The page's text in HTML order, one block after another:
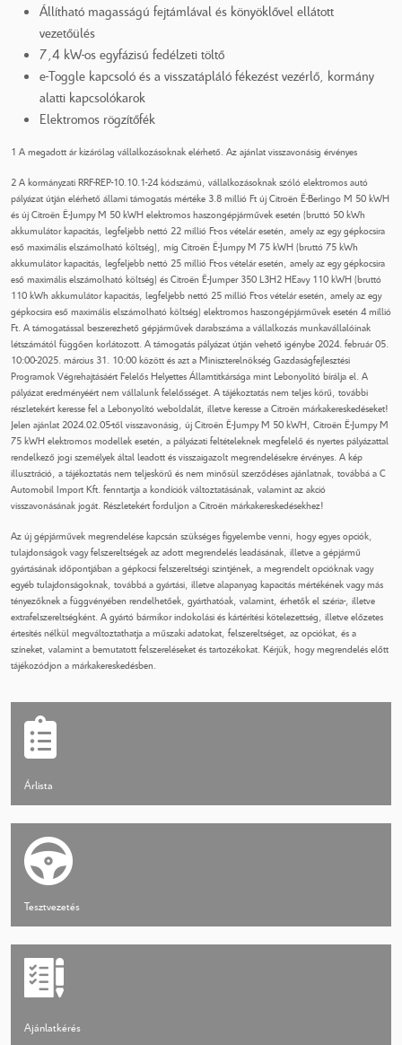
Állítható magasságú fejtámlával és könyöklővel ellátott
vezetőülés
7,4 kW-os egyfázisú fedélzeti töltő
e-Toggle kapcsoló és a visszatápláló fékezést vezérlő, kormány
alatti kapcsolókarok
Elektromos rögzítőfék
1 A megadott ár kizárólag vállalkozásoknak elérhető. Az ajánlat visszavonásig érvényes
2 A kormányzati RRF-REP-10.10.1-24 kódszámú, vállalkozásoknak szóló elektromos autó
pályázat útján elérhető állami támogatás mértéke 3.8 millió Ft új Citroën Ë-Berlingo M 50 kWH
és új Citroën Ë-Jumpy M 50 kWH elektromos haszongépjárművek esetén (bruttó 50 kWh
akkumulátor kapacitás, legfeljebb nettó 22 millió Ft-os vételár esetén, amely az egy gépkocsira
eső maximális elszámolható költség), míg Citroën Ë-Jumpy M 75 kWH (bruttó 75 kWh
akkumulátor kapacitás, legfeljebb nettó 25 millió Ft-os vételár esetén, amely az egy gépkocsira
eső maximális elszámolható költség) és Citroën Ë-Jumper 350 L3H2 HEavy 110 kWH (bruttó
110 kWh akkumulátor kapacitás, legfeljebb nettó 25 millió Ft-os vételár esetén, amely az egy
gépkocsira eső maximális elszámolható költség) elektromos haszongépjárművek esetén 4 millió
Ft. A támogatással beszerezhető gépjárművek darabszáma a vállalkozás munkavállalóinak
létszámától függően korlátozott. A támogatás pályázat útján vehető igénybe 2024. február 05.
10:00-2025. március 31. 10:00 között és azt a Miniszterelnökség Gazdaságfejlesztési
Programok Végrehajtásáért Felelős Helyettes Államtitkársága mint Lebonyolító bírálja el. A
pályázat eredményéért nem vállalunk felelősséget. A tájékoztatás nem teljes körű, további
részletekért keresse fel a Lebonyolító weboldalát, illetve keresse a Citroën márkakereskedéseket!
Jelen ajánlat 2024.02.05-től visszavonásig, új Citroën Ë-Jumpy M 50 kWH, Citroën Ë-Jumpy M
75 kWH elektromos modellek esetén, a pályázati feltételeknek megfelelő és nyertes pályázattal
rendelkező jogi személyek által leadott és visszaigazolt megrendelésekre érvényes. A kép
illusztráció, a tájékoztatás nem teljeskörű és nem minősül szerződéses ajánlatnak, továbbá a C
Automobil Import Kft. fenntartja a kondíciók változtatásának, valamint az akció
visszavonásának jogát. Részletekért forduljon a Citroën márkakereskedésekhez!
Az új gépjárművek megrendelése kapcsán szükséges figyelembe venni, hogy egyes opciók,
tulajdonságok vagy felszereltségek az adott megrendelés leadásának, illetve a gépjármű
gyártásának időpontjában a gépkocsi felszereltségi szintjének, a megrendelt opcióknak vagy
egyéb tulajdonságoknak, továbbá a gyártási, illetve alapanyag kapacitás mértékének vagy más
tényezőknek a függvényében rendelhetőek, gyárthatóak, valamint, érhetők el széria-, illetve
extrafelszereltségként. A gyártó bármikor indokolási és kártérítési kötelezettség, illetve előzetes
értesítés nélkül megváltoztathatja a műszaki adatokat, felszereltséget, az opciókat, és a
színeket, valamint a bemutatott felszereléseket és tartozékokat. Kérjük, hogy megrendelés előtt
tájékozódjon a márkakereskedésben.
Árlista
Tesztvezetés
Ajánlatkérés